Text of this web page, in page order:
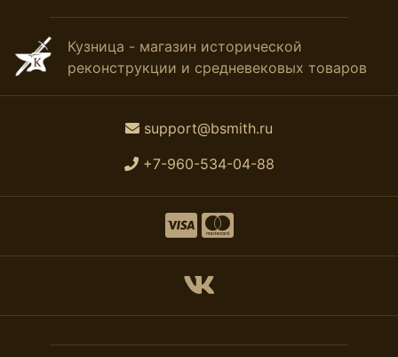
Кузница - магазин исторической
реконструкции и средневековых товаров
support@bsmith.ru
+7-960-534-04-88